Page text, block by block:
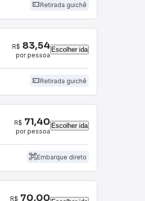
Retirada guichê
R$ 83,54
por pessoa
Escolher ida
Retirada guichê
R$ 71,40
por pessoa
Escolher ida
Embarque direto
R$ 70,00